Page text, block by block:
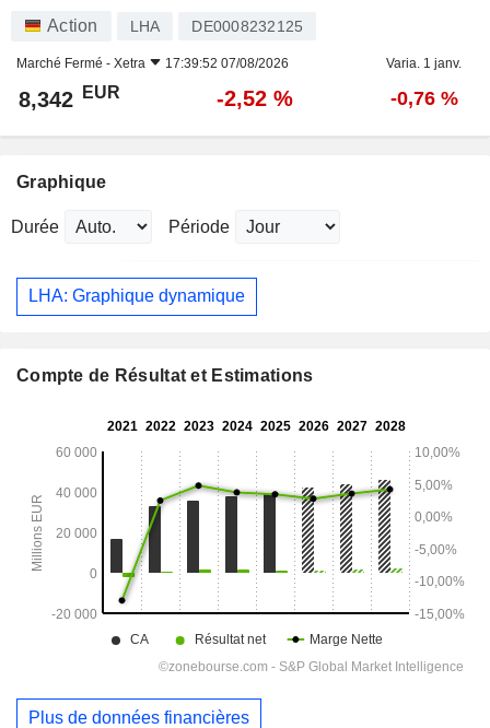
Action LHA DE0008232125
Marché Fermé - Xetra 17:39:52 07/08/2026 Varia. 1 janv.
8,342 EUR -2,52 % -0,76 %
Graphique
Durée Période
LHA: Graphique dynamique
Compte de Résultat et Estimations
Plus de données financières